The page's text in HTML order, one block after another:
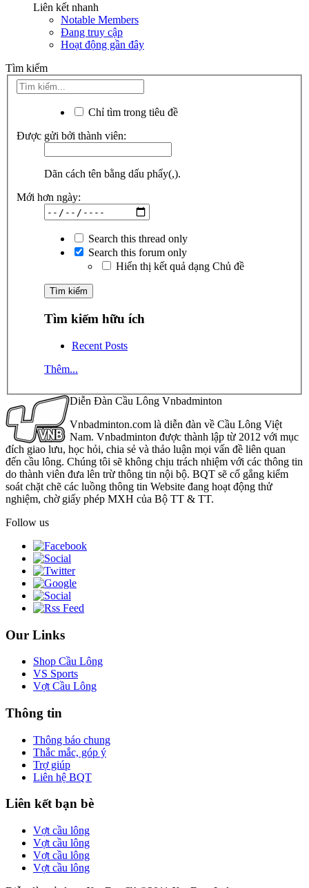
Liên kết nhanh
Notable Members
Đang truy cập
Hoạt động gần đây
Tìm kiếm
Chỉ tìm trong tiêu đề
Được gửi bởi thành viên:
Dãn cách tên bằng dấu phẩy(,).
Mới hơn ngày:
Search this thread only
Search this forum only
Hiển thị kết quả dạng Chủ đề
Tìm kiếm hữu ích
Recent Posts
Thêm...
Diễn Đàn Cầu Lông Vnbadminton
Vnbadminton.com là diễn đàn về Cầu Lông Việt
Nam. Vnbadminton được thành lập từ 2012 với mục
đích giao lưu, học hỏi, chia sẻ và thảo luận mọi vấn đề liên quan
đến cầu lông. Chúng tôi sẽ không chịu trách nhiệm với các thông tin
do thành viên đưa lên trừ thông tin nội bộ. BQT sẽ cố gắng kiểm
soát chặt chẽ các luồng thông tin Website đang hoạt động thử
nghiệm, chờ giấy phép MXH của Bộ TT & TT.
Follow us
Our Links
Shop Cầu Lông
VS Sports
Vợt Cầu Lông
Thông tin
Thông báo chung
Thắc mắc, góp ý
Trợ giúp
Liên hệ BQT
Liên kết bạn bè
Vợt cầu lông
Vợt cầu lông
Vợt cầu lông
Vợt cầu lông